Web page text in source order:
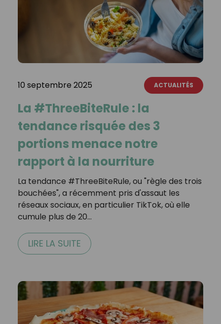
10 septembre 2025 ACTUALITÉS
La #ThreeBiteRule : la
tendance risquée des 3
portions menace notre
rapport à la nourriture
La tendance #ThreeBiteRule, ou "règle des trois
bouchées", a récemment pris d'assaut les
réseaux sociaux, en particulier TikTok, où elle
cumule plus de 20…
LIRE LA SUITE